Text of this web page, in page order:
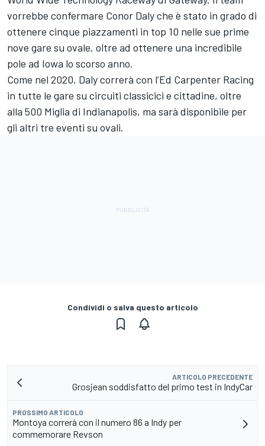
vorrebbe confermare Conor Daly che è stato in grado di
ottenere cinque piazzamenti in top 10 nelle sue prime
nove gare su ovale, oltre ad ottenere una incredibile
pole ad Iowa lo scorso anno.
Come nel 2020, Daly correrà con l’Ed Carpenter Racing
in tutte le gare su circuiti classicici e cittadine, oltre
alla 500 Miglia di Indianapolis, ma sarà disponibile per
gli altri tre eventi su ovali.
Condividi o salva questo articolo
ARTICOLO PRECEDENTE
Grosjean soddisfatto del primo test in IndyCar
PROSSIMO ARTICOLO
Montoya correrà con il numero 86 a Indy per
commemorare Revson